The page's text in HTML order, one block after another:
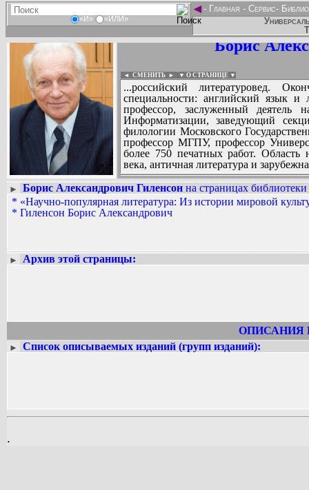
«И» «ИЛИ»
◄- Главная - Сервис-
Борис
◄ СМЕНИТЬ ► ▼ О СТРАНИЦЕ ▼
...российский литературовед.
специальности: английский язык и
профессор, заслуженный
Информатизации, заведующий
филологии Московского
профессор МГПУ, профессор
более 750 печатных работ. Область
века, античная литература и
Вадим Ершов...
...
► Борис Александрович Гиленсон на страницах
* «Научно-популярная литература: Из истории мировой
* Гиленсон Борис Александрович
► Архив этой страницы:
ОПИСАНИЯ
► Список описываемых изданий (групп изданий):
.